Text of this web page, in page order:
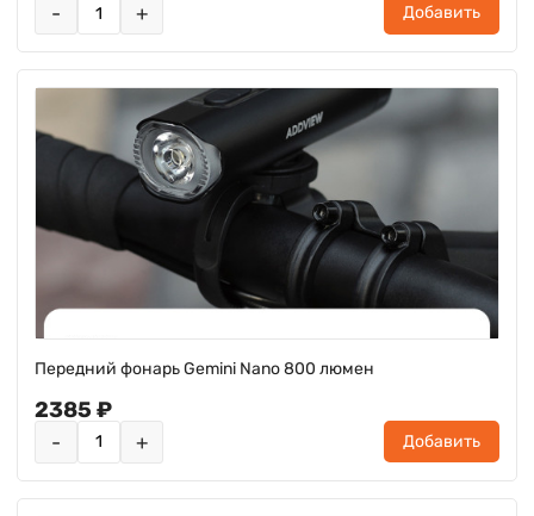
- + Добавить
Передний фонарь Gemini Nano 800 люмен
2385 ₽
- + Добавить